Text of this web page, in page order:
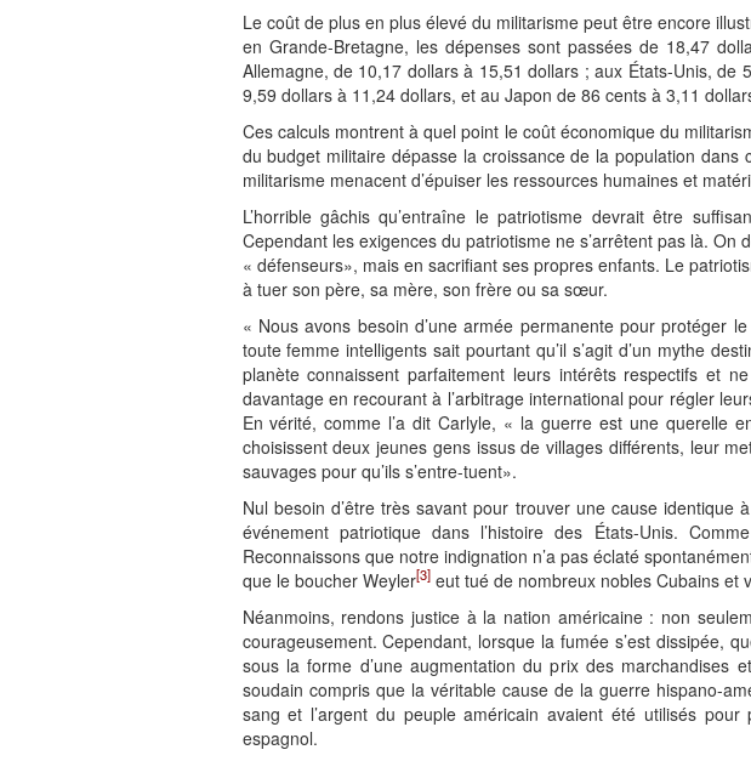
Le coût de plus en plus élevé du militarisme peut être encore
en Grande-Bretagne, les dépenses sont passées de 18,47
Allemagne, de 10,17 dollars à 15,51 dollars ; aux États-Unis,
9,59 dollars à 11,24 dollars, et au Japon de 86 cents à 3,11
Ces calculs montrent à quel point le coût économique du
du budget militaire dépasse la croissance de la population dans
militarisme menacent d’épuiser les ressources humaines et
L’horrible gâchis qu’entraîne le patriotisme devrait être
Cependant les exigences du patriotisme ne s’arrêtent pas là.
« défenseurs», mais en sacrifiant ses propres enfants. Le
à tuer son père, sa mère, son frère ou sa sœur.
« Nous avons besoin d’une armée permanente pour protéger
toute femme intelligents sait pourtant qu’il s’agit d’un mythe
planète connaissent parfaitement leurs intérêts respectifs et
davantage en recourant à l’arbitrage international pour régler
En vérité, comme l’a dit Carlyle, « la guerre est une querelle
choisissent deux jeunes gens issus de villages différents, leur
sauvages pour qu’ils s’entre-tuent».
Nul besoin d’être très savant pour trouver une cause
événement patriotique dans l’histoire des États-Unis.
Reconnaissons que notre indignation n’a pas éclaté
que le boucher Weyler[3]eut tué de nombreux nobles Cubains et
Néanmoins, rendons justice à la nation américaine : non
courageusement. Cependant, lorsque la fumée s’est dissipée,
sous la forme d’une augmentation du prix des
soudain compris que la véritable cause de la guerre hispano-
sang et l’argent du peuple américain avaient été utilisés
espagnol.